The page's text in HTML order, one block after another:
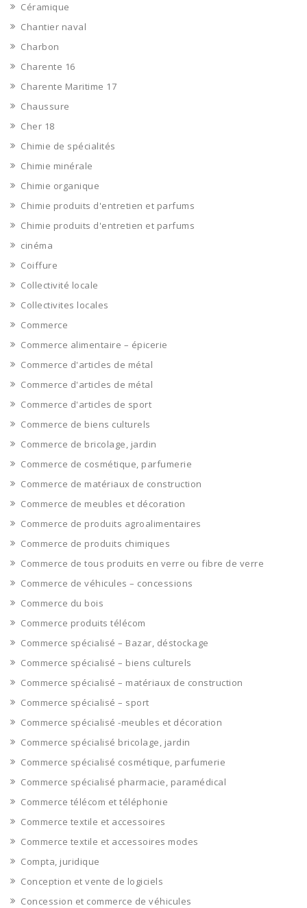
Céramique
Chantier naval
Charbon
Charente 16
Charente Maritime 17
Chaussure
Cher 18
Chimie de spécialités
Chimie minérale
Chimie organique
Chimie produits d'entretien et parfums
Chimie produits d'entretien et parfums
cinéma
Coiffure
Collectivité locale
Collectivites locales
Commerce
Commerce alimentaire – épicerie
Commerce d'articles de métal
Commerce d'articles de métal
Commerce d'articles de sport
Commerce de biens culturels
Commerce de bricolage, jardin
Commerce de cosmétique, parfumerie
Commerce de matériaux de construction
Commerce de meubles et décoration
Commerce de produits agroalimentaires
Commerce de produits chimiques
Commerce de tous produits en verre ou fibre de verre
Commerce de véhicules – concessions
Commerce du bois
Commerce produits télécom
Commerce spécialisé – Bazar, déstockage
Commerce spécialisé – biens culturels
Commerce spécialisé – matériaux de construction
Commerce spécialisé – sport
Commerce spécialisé -meubles et décoration
Commerce spécialisé bricolage, jardin
Commerce spécialisé cosmétique, parfumerie
Commerce spécialisé pharmacie, paramédical
Commerce télécom et téléphonie
Commerce textile et accessoires
Commerce textile et accessoires modes
Compta, juridique
Conception et vente de logiciels
Concession et commerce de véhicules